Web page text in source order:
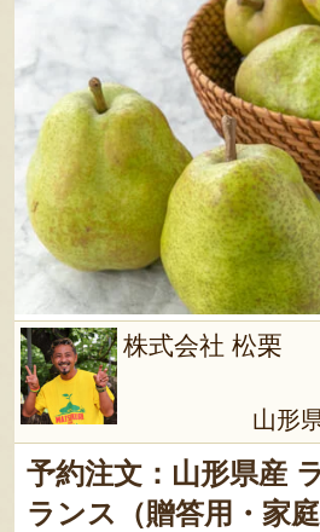
株式会社 松栗
山形
予約注文：山形県産
ランス（贈答用・家庭